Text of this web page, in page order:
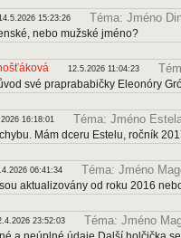
15:23:26 Téma: Jméno
nebo mužské jméno?
12.5.2026 11:04:23
své praprababičky Eleonóry
16:18:01 Téma: Jméno
Mám dceru Estelu, ročník
06:41:34 Téma: Jméno
aktualizovány od roku 2016
23:52:03 Téma: Jméno